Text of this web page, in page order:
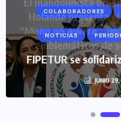
COLABORADORES
NOTICIAS
FIPETUR se
JUNIO